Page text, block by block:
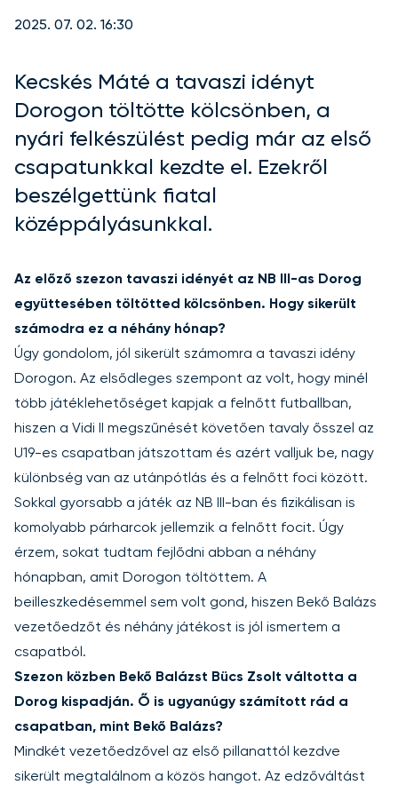
2025. 07. 02. 16:30
Kecskés Máté a tavaszi idényt
Dorogon töltötte kölcsönben, a
nyári felkészülést pedig már az első
csapatunkkal kezdte el. Ezekről
beszélgettünk fiatal
középpályásunkkal.
Az előző szezon tavaszi idényét az NB III-as Dorog
együttesében töltötted kölcsönben. Hogy sikerült
számodra ez a néhány hónap?
Úgy gondolom, jól sikerült számomra a tavaszi idény
Dorogon. Az elsődleges szempont az volt, hogy minél
több játéklehetőséget kapjak a felnőtt futballban,
hiszen a Vidi II megszűnését követően tavaly ősszel az
U19-es csapatban játszottam és azért valljuk be, nagy
különbség van az utánpótlás és a felnőtt foci között.
Sokkal gyorsabb a játék az NB III-ban és fizikálisan is
komolyabb párharcok jellemzik a felnőtt focit. Úgy
érzem, sokat tudtam fejlődni abban a néhány
hónapban, amit Dorogon töltöttem. A
beilleszkedésemmel sem volt gond, hiszen Bekő Balázs
vezetőedzőt és néhány játékost is jól ismertem a
csapatból.
Szezon közben Bekő Balázst Bücs Zsolt váltotta a
Dorog kispadján. Ő is ugyanúgy számított rád a
csapatban, mint Bekő Balázs?
Mindkét vezetőedzővel az első pillanattól kezdve
sikerült megtalálnom a közös hangot. Az edzőváltást